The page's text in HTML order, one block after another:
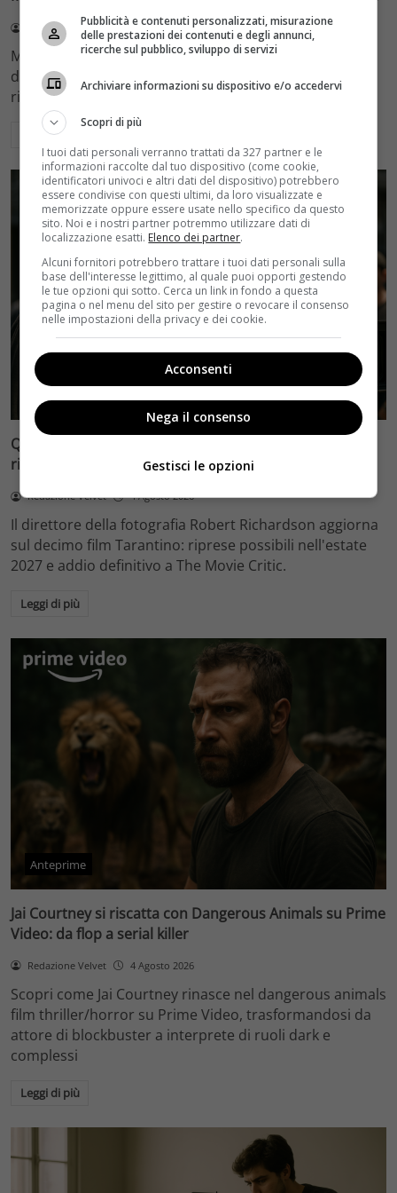
Redazione Velvet 4 Agosto 2026
Mediaset sceglie di mantenere Gerry Scotti e La Ruota
della Fortuna nell'access prime time estivo di Canale 5,
rinviando a dicembre il debutto di Enrico Pa
Leggi di più
Quentin Tarantino e il decimo film: Robert Richardson
rivela riprese forse nel 2027 e l’addio a The Movie Critic
Redazione Velvet 4 Agosto 2026
Il direttore della fotografia Robert Richardson aggiorna
sul decimo film Tarantino: riprese possibili nell'estate
2027 e addio definitivo a The Movie Critic.
Leggi di più
Anteprime
Jai Courtney si riscatta con Dangerous Animals su Prime
Video: da flop a serial killer
Redazione Velvet 4 Agosto 2026
Scopri come Jai Courtney rinasce nel dangerous animals
film thriller/horror su Prime Video, trasformandosi da
attore di blockbuster a interprete di ruoli dark e
complessi
Leggi di più
Pubblicità e contenuti personalizzati, misurazione
delle prestazioni dei contenuti e degli annunci,
ricerche sul pubblico, sviluppo di servizi
Archiviare informazioni su dispositivo e/o accedervi
Scopri di più
I tuoi dati personali verranno trattati da 327 partner e le
informazioni raccolte dal tuo dispositivo (come cookie,
identificatori univoci e altri dati del dispositivo) potrebbero
essere condivise con questi ultimi, da loro visualizzate e
memorizzate oppure essere usate nello specifico da questo
sito. Noi e i nostri partner potremmo utilizzare dati di
localizzazione esatti. Elenco dei partner.
Alcuni fornitori potrebbero trattare i tuoi dati personali sulla
base dell'interesse legittimo, al quale puoi opporti gestendo
le tue opzioni qui sotto. Cerca un link in fondo a questa
pagina o nel menu del sito per gestire o revocare il consenso
nelle impostazioni della privacy e dei cookie.
Acconsenti
Nega il consenso
Gestisci le opzioni